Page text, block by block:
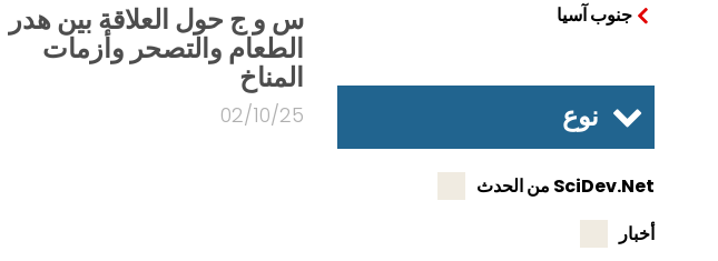
س و ج حول العلاقة بين هدر
الطعام والتصحر وأزمات
المناخ
02/10/25
جنوب آسيا
نوع
SciDev.Net من الحدث
أخبار